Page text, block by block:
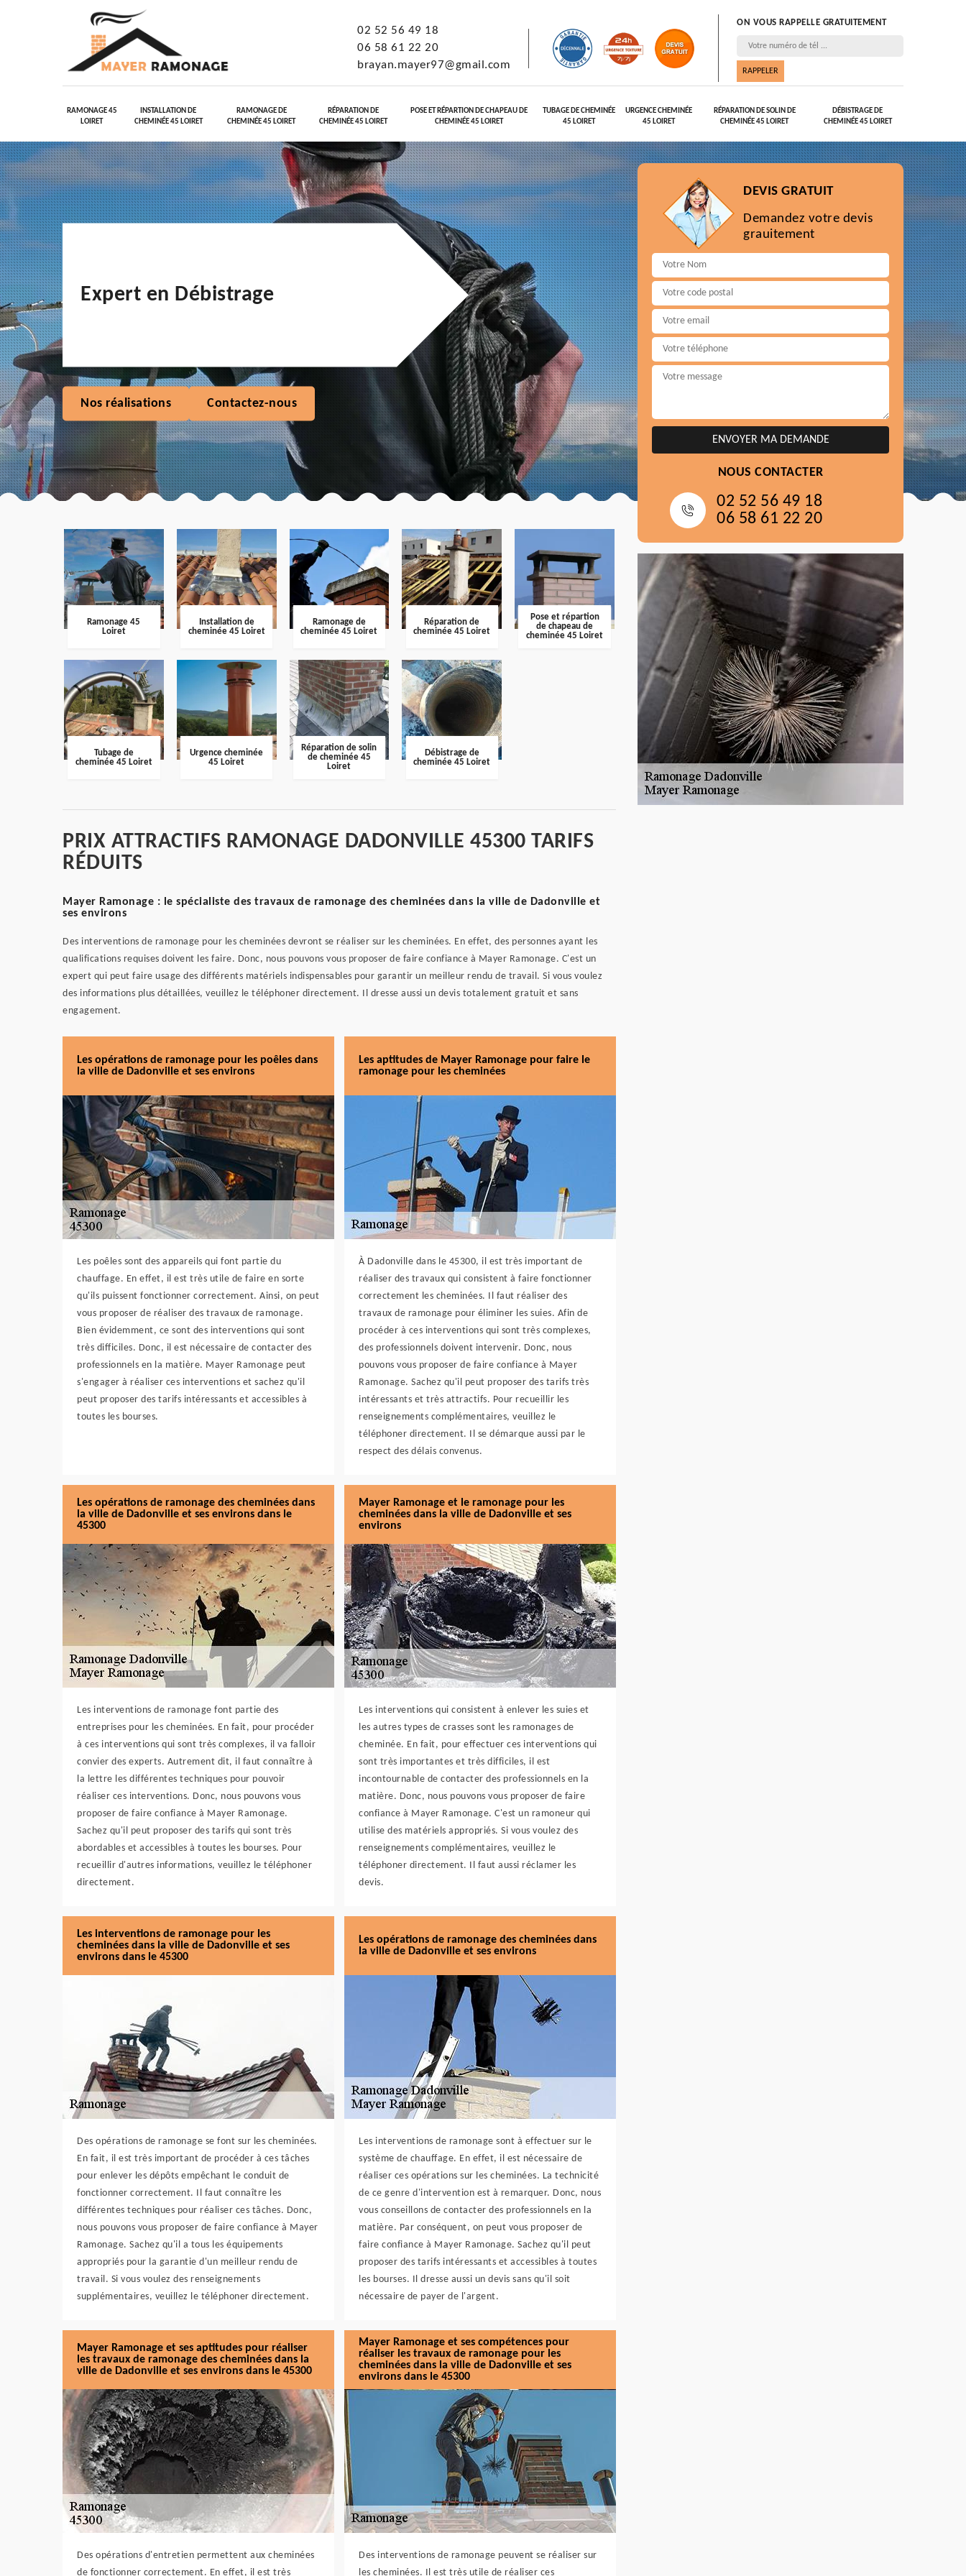
02 52 56 49 18
06 58 61 22 20
brayan.mayer97@gmail.com
ON VOUS RAPPELLE GRATUITEMENT
RAMONAGE 45
LOIRET
INSTALLATION DE
CHEMINÉE 45 LOIRET
RAMONAGE DE
CHEMINÉE 45 LOIRET
RÉPARATION DE
CHEMINÉE 45 LOIRET
POSE ET RÉPARTION DE CHAPEAU DE
CHEMINÉE 45 LOIRET
TUBAGE DE CHEMINÉE
45 LOIRET
URGENCE CHEMINÉE
45 LOIRET
RÉPARATION DE SOLIN DE
CHEMINÉE 45 LOIRET
DÉBISTRAGE DE
CHEMINÉE 45 LOIRET
Expert en Débistrage
Nos réalisations Contactez-nous
Ramonage 45
Loiret
Installation de
cheminée 45 Loiret
Ramonage de
cheminée 45 Loiret
Réparation de
cheminée 45 Loiret
Pose et répartion
de chapeau de
cheminée 45 Loiret
Tubage de
cheminée 45 Loiret
Urgence cheminée
45 Loiret
Réparation de solin
de cheminée 45
Loiret
Débistrage de
cheminée 45 Loiret
PRIX ATTRACTIFS RAMONAGE DADONVILLE 45300 TARIFS
RÉDUITS
Mayer Ramonage : le spécialiste des travaux de ramonage des cheminées dans la ville de Dadonville et
ses environs
Des interventions de ramonage pour les cheminées devront se réaliser sur les cheminées. En effet, des personnes ayant les
qualifications requises doivent les faire. Donc, nous pouvons vous proposer de faire confiance à Mayer Ramonage. C'est un
expert qui peut faire usage des différents matériels indispensables pour garantir un meilleur rendu de travail. Si vous voulez
des informations plus détaillées, veuillez le téléphoner directement. Il dresse aussi un devis totalement gratuit et sans
engagement.
Les opérations de ramonage pour les poêles dans
la ville de Dadonville et ses environs
Les poêles sont des appareils qui font partie du
chauffage. En effet, il est très utile de faire en sorte
qu'ils puissent fonctionner correctement. Ainsi, on peut
vous proposer de réaliser des travaux de ramonage.
Bien évidemment, ce sont des interventions qui sont
très difficiles. Donc, il est nécessaire de contacter des
professionnels en la matière. Mayer Ramonage peut
s'engager à réaliser ces interventions et sachez qu'il
peut proposer des tarifs intéressants et accessibles à
toutes les bourses.
Les aptitudes de Mayer Ramonage pour faire le
ramonage pour les cheminées
À Dadonville dans le 45300, il est très important de
réaliser des travaux qui consistent à faire fonctionner
correctement les cheminées. Il faut réaliser des
travaux de ramonage pour éliminer les suies. Afin de
procéder à ces interventions qui sont très complexes,
des professionnels doivent intervenir. Donc, nous
pouvons vous proposer de faire confiance à Mayer
Ramonage. Sachez qu'il peut proposer des tarifs très
intéressants et très attractifs. Pour recueillir les
renseignements complémentaires, veuillez le
téléphoner directement. Il se démarque aussi par le
respect des délais convenus.
Les opérations de ramonage des cheminées dans
la ville de Dadonville et ses environs dans le
45300
Les interventions de ramonage font partie des
entreprises pour les cheminées. En fait, pour procéder
à ces interventions qui sont très complexes, il va falloir
convier des experts. Autrement dit, il faut connaître à
la lettre les différentes techniques pour pouvoir
réaliser ces interventions. Donc, nous pouvons vous
proposer de faire confiance à Mayer Ramonage.
Sachez qu'il peut proposer des tarifs qui sont très
abordables et accessibles à toutes les bourses. Pour
recueillir d'autres informations, veuillez le téléphoner
directement.
Mayer Ramonage et le ramonage pour les
cheminées dans la ville de Dadonville et ses
environs
Les interventions qui consistent à enlever les suies et
les autres types de crasses sont les ramonages de
cheminée. En fait, pour effectuer ces interventions qui
sont très importantes et très difficiles, il est
incontournable de contacter des professionnels en la
matière. Donc, nous pouvons vous proposer de faire
confiance à Mayer Ramonage. C'est un ramoneur qui
utilise des matériels appropriés. Si vous voulez des
renseignements complémentaires, veuillez le
téléphoner directement. Il faut aussi réclamer les
devis.
Les interventions de ramonage pour les
cheminées dans la ville de Dadonville et ses
environs dans le 45300
Des opérations de ramonage se font sur les cheminées.
En fait, il est très important de procéder à ces tâches
pour enlever les dépôts empêchant le conduit de
fonctionner correctement. Il faut connaître les
différentes techniques pour réaliser ces tâches. Donc,
nous pouvons vous proposer de faire confiance à Mayer
Ramonage. Sachez qu'il a tous les équipements
appropriés pour la garantie d'un meilleur rendu de
travail. Si vous voulez des renseignements
supplémentaires, veuillez le téléphoner directement.
Les opérations de ramonage des cheminées dans
la ville de Dadonville et ses environs
Les interventions de ramonage sont à effectuer sur le
système de chauffage. En effet, il est nécessaire de
réaliser ces opérations sur les cheminées. La technicité
de ce genre d'intervention est à remarquer. Donc, nous
vous conseillons de contacter des professionnels en la
matière. Par conséquent, on peut vous proposer de
faire confiance à Mayer Ramonage. Sachez qu'il peut
proposer des tarifs intéressants et accessibles à toutes
les bourses. Il dresse aussi un devis sans qu'il soit
nécessaire de payer de l'argent.
Mayer Ramonage et ses aptitudes pour réaliser
les travaux de ramonage des cheminées dans la
ville de Dadonville et ses environs dans le 45300
Des opérations d'entretien permettent aux cheminées
de fonctionner correctement. En effet, il est très
Mayer Ramonage et ses compétences pour
réaliser les travaux de ramonage pour les
cheminées dans la ville de Dadonville et ses
environs dans le 45300
Des interventions de ramonage peuvent se réaliser sur
les cheminées. Il est très utile de réaliser ces
DEVIS GRATUIT
Demandez votre devis
grauitement
NOUS CONTACTER
02 52 56 49 18
06 58 61 22 20